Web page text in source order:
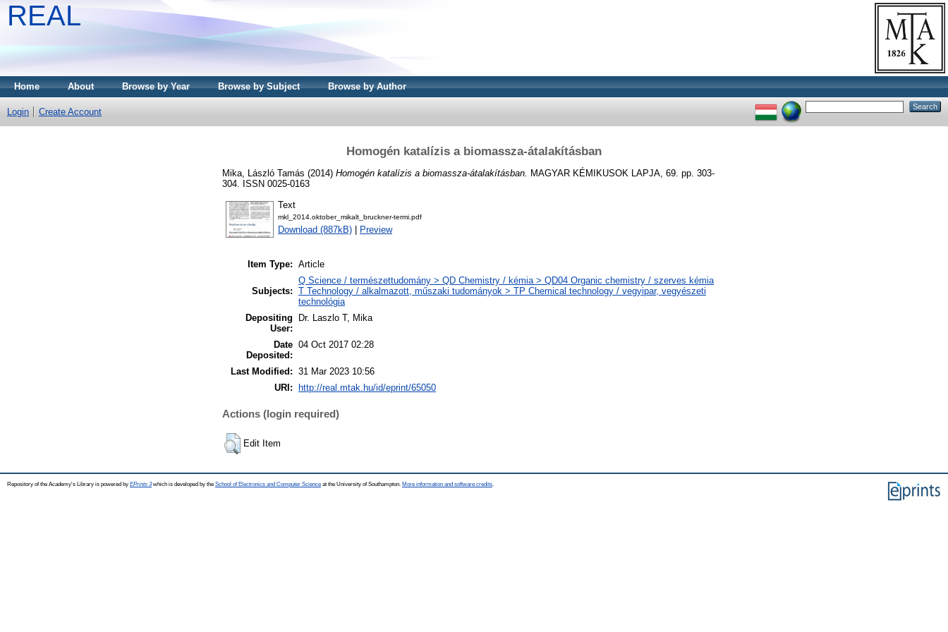
REAL
Home About Browse by Year Browse by Subject Browse by Author
Login Create Account
Homogén katalízis a biomassza-átalakításban
Mika, László Tamás (2014) Homogén katalízis a biomassza-átalakításban. MAGYAR KÉMIKUSOK LAPJA, 69. pp. 303-
304. ISSN 0025-0163
Text
mkl_2014.oktober_mikalt_bruckner-termi.pdf
Download (887kB) Preview
Item Type: Article
Subjects:
Q Science / természettudomány > QD Chemistry / kémia > QD04 Organic chemistry / szerves kémia
T Technology / alkalmazott, műszaki tudományok > TP Chemical technology / vegyipar, vegyészeti
technológia
Depositing
User:
Dr. Laszlo T, Mika
Date
Deposited:
04 Oct 2017 02:28
Last Modified: 31 Mar 2023 10:56
URI:
http://real.mtak.hu/id/eprint/65050
Actions (login required)
Edit Item
Repository of the Academy's Library is powered by EPrints 3which is developed by the School of Electronics and Computer Science at the University of Southampton. More information and software credits